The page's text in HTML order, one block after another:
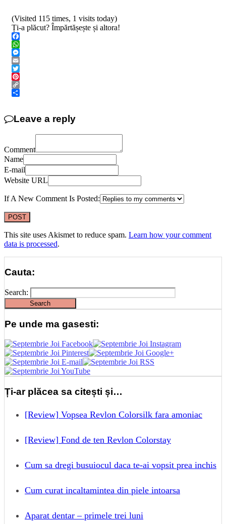
(Visited 115 times, 1 visits today)
Ți-a plăcut? Împărtășește și altora!
Facebook
WhatsApp
Messenger
Email
Twitter
Pinterest
Copy
Leave a reply
Comment
Name
E-mail
Website URL
If A New Comment Is Posted:
This site uses Akismet to reduce spam. Learn how your comment
data is processed.
Cauta:
Search:
Pe unde ma gasesti:
Ți-ar plăcea sa citești și…
[Review] Vopsea Revlon Colorsilk fara amoniac
[Review] Fond de ten Revlon Colorstay
Cum sa dregi busuiocul daca te-ai vopsit prea inchis
Cum curat incaltamintea din piele intoarsa
Aparat dentar – primele trei luni